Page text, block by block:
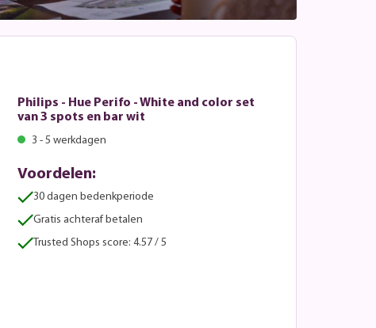
Philips - Hue Perifo - White and color set
van 3 spots en bar wit
3 - 5 werkdagen
Voordelen:
30 dagen bedenkperiode
Gratis achteraf betalen
Trusted Shops score: 4.57 / 5